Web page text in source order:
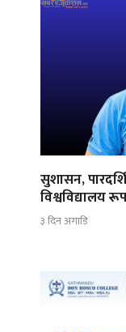
सुशासन,
विश्वविद्यालय
३ दिन अगाडि